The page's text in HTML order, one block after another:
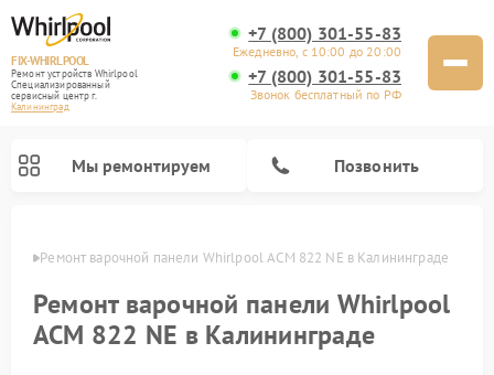
FIX-WHIRLPOOL
Ремонт устройств Whirlpool
Специализированный
cервисный центр г.
Калининград
+7 (800) 301-55-83
Ежедневно, с 10:00 до 20:00
+7 (800) 301-55-83
Звонок бесплатный по РФ
Мы ремонтируем Позвонить
Ремонт варочной панели Whirlpool ACM 822 NE в Калининграде
Ремонт варочной панели Whirlpool
ACM 822 NE в Калининграде